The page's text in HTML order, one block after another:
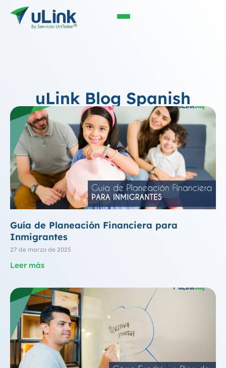
uLink Blog Spanish
Guía de Planeación Financiera para
Inmigrantes
27 de marzo de 2025
Leer más